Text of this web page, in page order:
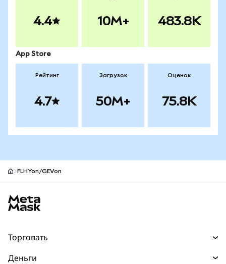
4.4 10M+ 483.8K
App Store
Рейтинг
4.7
Загрузок
50M+
Оценок
75.8K
FLHYon/GEVon
Торговать
Деньги